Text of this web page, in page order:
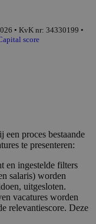
• KvK nr: 34330199 •
score
proces bestaande
te presenteren:
en ingestelde filters
salaris) worden
uitgesloten.
vacatures worden
relevantiescore. Deze